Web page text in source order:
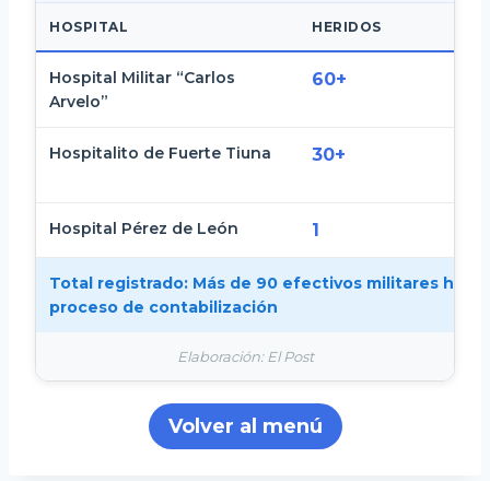
HOSPITAL HERIDOS
Hospital Militar “Carlos
Arvelo”
60+
Hospitalito de Fuerte Tiuna 30+
Hospital Pérez de León 1
Total registrado: Más de 90 efectivos militares
proceso de contabilización
Elaboración: El Post
Volver al menú